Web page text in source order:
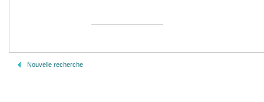
Nouvelle recherche